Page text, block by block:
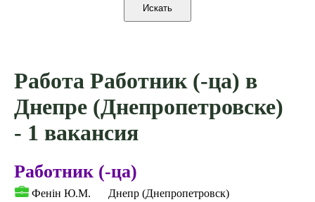
Работа Работник (-ца) в
Днепре (Днепропетровске)
- 1 вакансия
Работник (-ца)
Фенін Ю.М.
Днепр (Днепропетровск)